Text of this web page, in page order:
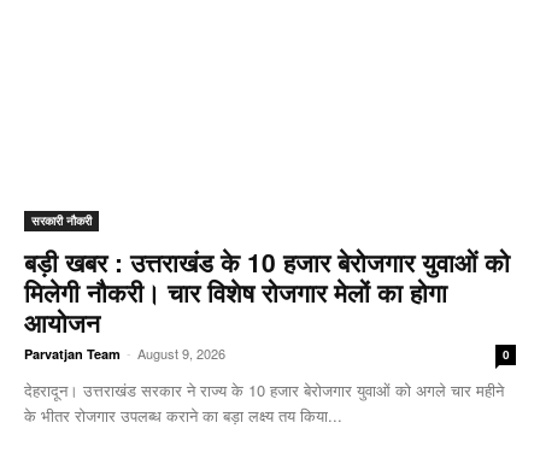
सरकारी नौकरी
बड़ी खबर : उत्तराखंड के 10 हजार बेरोजगार युवाओं को
मिलेगी नौकरी। चार विशेष रोजगार मेलों का होगा
आयोजन
Parvatjan Team - August 9, 2026 0
देहरादून। उत्तराखंड सरकार ने राज्य के 10 हजार बेरोजगार युवाओं को अगले चार महीने
के भीतर रोजगार उपलब्ध कराने का बड़ा लक्ष्य तय किया...